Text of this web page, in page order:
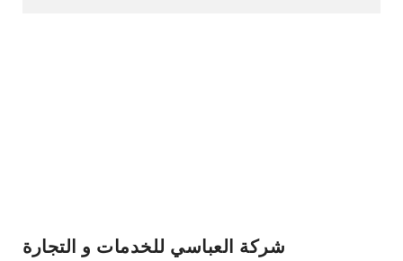
شركة العباسي للخدمات و التجارة